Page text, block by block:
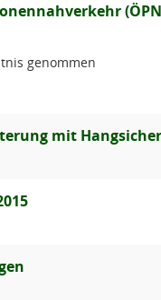
genommen
mit